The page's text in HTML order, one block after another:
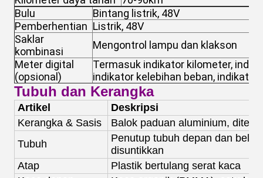
Bulu
Bintang listrik, 48V
Pemberhentian Listrik, 48V
Saklar
kombinasi
Mengontrol lampu dan klakson
Meter digital
(opsional)
Termasuk indikator kilometer,
indikator kelebihan beban, indikator
Tubuh dan Kerangka
Artikel
Deskripsi
Kerangka & Sasis
Balok paduan aluminium,
Tubuh
Penutup tubuh depan dan
disuntikkan
Atap
Plastik bertulang serat kaca